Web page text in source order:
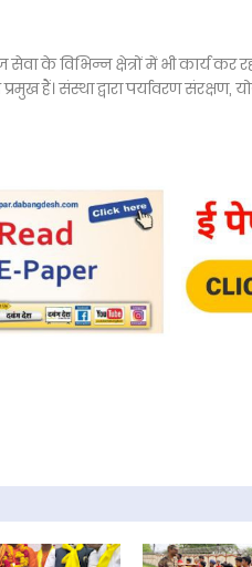
के विभिन्न क्षेत्रों में भी कार्य कर
हैं। संस्था द्वारा पर्यावरण